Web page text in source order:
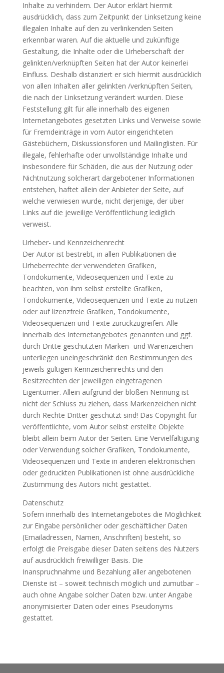
Inhalte zu verhindern. Der Autor erklärt hiermit
ausdrücklich, dass zum Zeitpunkt der Linksetzung keine
illegalen Inhalte auf den zu verlinkenden Seiten
erkennbar waren. Auf die aktuelle und zukünftige
Gestaltung, die Inhalte oder die Urheberschaft der
gelinkten/verknüpften Seiten hat der Autor keinerlei
Einfluss. Deshalb distanziert er sich hiermit ausdrücklich
von allen Inhalten aller gelinkten /verknüpften Seiten,
die nach der Linksetzung verändert wurden. Diese
Feststellung gilt für alle innerhalb des eigenen
Internetangebotes gesetzten Links und Verweise sowie
für Fremdeinträge in vom Autor eingerichteten
Gästebüchern, Diskussionsforen und Mailinglisten. Für
illegale, fehlerhafte oder unvollständige Inhalte und
insbesondere für Schäden, die aus der Nutzung oder
Nichtnutzung solcherart dargebotener Informationen
entstehen, haftet allein der Anbieter der Seite, auf
welche verwiesen wurde, nicht derjenige, der über
Links auf die jeweilige Veröffentlichung lediglich
verweist.
Urheber- und Kennzeichenrecht
Der Autor ist bestrebt, in allen Publikationen die
Urheberrechte der verwendeten Grafiken,
Tondokumente, Videosequenzen und Texte zu
beachten, von ihm selbst erstellte Grafiken,
Tondokumente, Videosequenzen und Texte zu nutzen
oder auf lizenzfreie Grafiken, Tondokumente,
Videosequenzen und Texte zurückzugreifen. Alle
innerhalb des Internetangebotes genannten und ggf.
durch Dritte geschützten Marken- und Warenzeichen
unterliegen uneingeschränkt den Bestimmungen des
jeweils gültigen Kennzeichenrechts und den
Besitzrechten der jeweiligen eingetragenen
Eigentümer. Allein aufgrund der bloßen Nennung ist
nicht der Schluss zu ziehen, dass Markenzeichen nicht
durch Rechte Dritter geschützt sind! Das Copyright für
veröffentlichte, vom Autor selbst erstellte Objekte
bleibt allein beim Autor der Seiten. Eine Vervielfältigung
oder Verwendung solcher Grafiken, Tondokumente,
Videosequenzen und Texte in anderen elektronischen
oder gedruckten Publikationen ist ohne ausdrückliche
Zustimmung des Autors nicht gestattet.
Datenschutz
Sofern innerhalb des Internetangebotes die Möglichkeit
zur Eingabe persönlicher oder geschäftlicher Daten
(Emailadressen, Namen, Anschriften) besteht, so
erfolgt die Preisgabe dieser Daten seitens des Nutzers
auf ausdrücklich freiwilliger Basis. Die
Inanspruchnahme und Bezahlung aller angebotenen
Dienste ist – soweit technisch möglich und zumutbar –
auch ohne Angabe solcher Daten bzw. unter Angabe
anonymisierter Daten oder eines Pseudonyms
gestattet.